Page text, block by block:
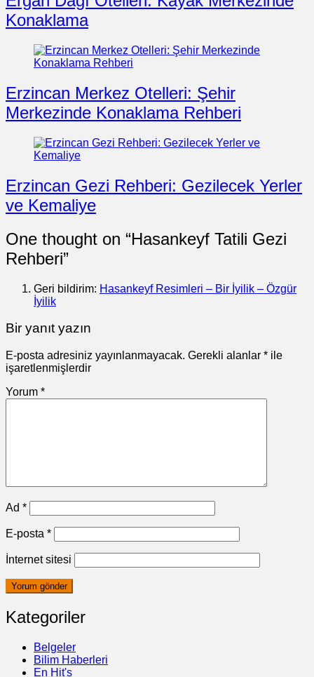
Konaklama
Erzincan Merkez Otelleri: Şehir
Merkezinde Konaklama Rehberi
Erzincan Gezi Rehberi: Gezilecek Yerler
ve Kemaliye
One thought on “Hasankeyf Tatili Gezi
Rehberi”
Geri bildirim: Hasankeyf Resimleri – Bir İyilik – Özgür
İyilik
Bir yanıt yazın
E-posta adresiniz yayınlanmayacak. Gerekli alanlar * ile
işaretlenmişlerdir
Yorum *
Ad *
E-posta *
İnternet sitesi
Kategoriler
Belgeler
Bilim Haberleri
En Hit's